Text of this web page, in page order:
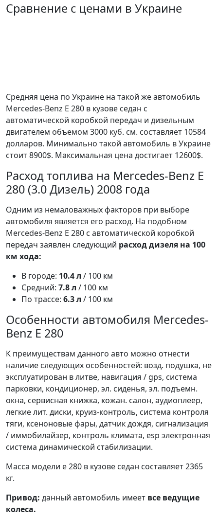
Сравнение с ценами в Украине
Средняя цена по Украине на такой же автомобиль
Mercedes-Benz E 280 в кузове седан c
автоматической коробкой передач и дизельным
двигателем объемом 3000 куб. см. составляет 10584
долларов. Минимально такой автомобиль в Украине
стоит 8900$. Максимальная цена достигает 12600$.
Расход топлива на Mercedes-Benz E
280 (3.0 Дизель) 2008 года
Одним из немаловажных факторов при выборе
автомобиля является его расход. На подобном
Mercedes-Benz E 280 с автоматической коробкой
передач заявлен следующий расход дизеля на 100
км хода:
В городе: 10.4 л / 100 км
Средний: 7.8 л / 100 км
По трассе: 6.3 л / 100 км
Особенности автомобиля Mercedes-
Benz E 280
К преимуществам данного авто можно отнести
наличие следующих особенностей: возд. подушка, не
эксплуатирован в литве, навигация / gps, система
парковки, кондиционер, эл. сиденья, эл. подъемн.
окна, сервисная книжка, кожан. салон, аудиоплеер,
легкие лит. диски, круиз-контроль, система контроля
тяги, ксеноновые фары, датчик дождя, сигнализация
/ иммобилайзер, контроль климата, esp электронная
система динамической стабилизации.
Масса модели e 280 в кузове седан составляет 2365
кг.
Привод: данный автомобиль имеет все ведущие
колеса.